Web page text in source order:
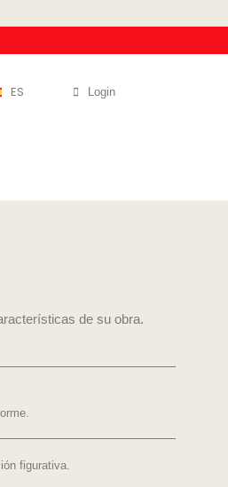
ES Login
de su obra.
figurativa.